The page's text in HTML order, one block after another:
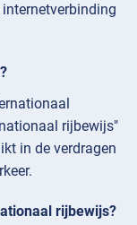
rijbewijs"
in de verdragen
rijbewijs?